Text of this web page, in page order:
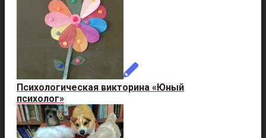
Психологическая викторина «Юный
психолог»